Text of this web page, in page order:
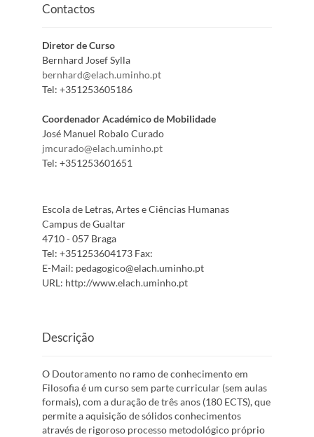
Contactos
Diretor de Curso
Bernhard Josef Sylla
bernhard@elach.uminho.pt
Tel: +351253605186
Coordenador Académico de Mobilidade
José Manuel Robalo Curado
jmcurado@elach.uminho.pt
Tel: +351253601651
Escola de Letras, Artes e Ciências Humanas
Campus de Gualtar
4710 - 057 Braga
Tel: +351253604173 Fax:
E-Mail: pedagogico@elach.uminho.pt
URL: http://www.elach.uminho.pt
Descrição
O Doutoramento no ramo de conhecimento em
Filosofia é um curso sem parte curricular (sem aulas
formais), com a duração de três anos (180 ECTS), que
permite a aquisição de sólidos conhecimentos
através de rigoroso processo metodológico próprio